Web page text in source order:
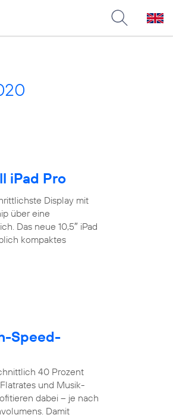
iPad Pro
Display mit
über eine
Das neue 10,5″ iPad
kompaktes
Speed-
40 Prozent
und Musik-
dabei – je nach
Damit